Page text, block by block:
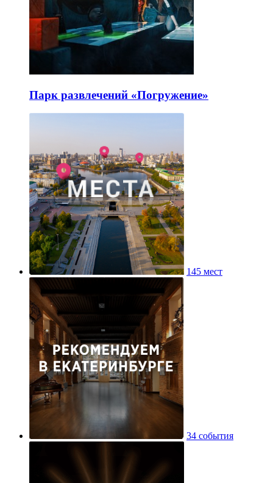
Парк развлечений «Погружение»
145 мест
34 события